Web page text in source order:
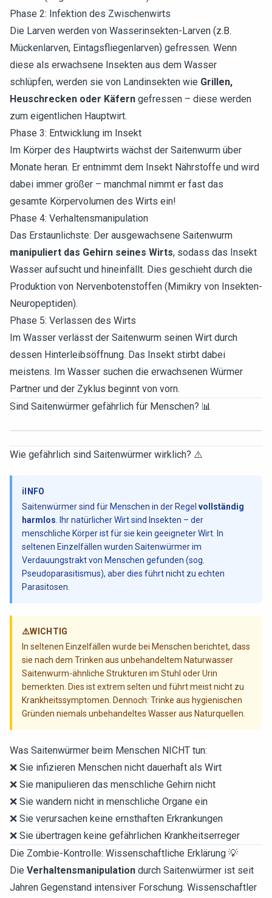
Phase 2: Infektion des Zwischenwirts
Die Larven werden von Wasserinsekten-Larven (z.B.
Mückenlarven, Eintagsfliegenlarven) gefressen. Wenn
diese als erwachsene Insekten aus dem Wasser
schlüpfen, werden sie von Landinsekten wie Grillen,
Heuschrecken oder Käfern gefressen – diese werden
zum eigentlichen Hauptwirt.
Phase 3: Entwicklung im Insekt
Im Körper des Hauptwirts wächst der Saitenwurm über
Monate heran. Er entnimmt dem Insekt Nährstoffe und wird
dabei immer größer – manchmal nimmt er fast das
gesamte Körpervolumen des Wirts ein!
Phase 4: Verhaltensmanipulation
Das Erstaunlichste: Der ausgewachsene Saitenwurm
manipuliert das Gehirn seines Wirts, sodass das Insekt
Wasser aufsucht und hineinfällt. Dies geschieht durch die
Produktion von Nervenbotenstoffen (Mimikry von Insekten-
Neuropeptiden).
Phase 5: Verlassen des Wirts
Im Wasser verlässt der Saitenwurm seinen Wirt durch
dessen Hinterleibsöffnung. Das Insekt stirbt dabei
meistens. Im Wasser suchen die erwachsenen Würmer
Partner und der Zyklus beginnt von vorn.
Sind Saitenwürmer gefährlich für Menschen? 📊
Wie gefährlich sind Saitenwürmer wirklich? ⚠️
ℹ️ INFO
Saitenwürmer sind für Menschen in der Regel vollständig
harmlos . Ihr natürlicher Wirt sind Insekten – der
menschliche Körper ist für sie kein geeigneter Wirt. In
seltenen Einzelfällen wurden Saitenwürmer im
Verdauungstrakt von Menschen gefunden (sog.
Pseudoparasitismus), aber dies führt nicht zu echten
Parasitosen.
⚠️WICHTIG
In seltenen Einzelfällen wurde bei Menschen berichtet, dass
sie nach dem Trinken aus unbehandeltem Naturwasser
Saitenwurm-ähnliche Strukturen im Stuhl oder Urin
bemerkten. Dies ist extrem selten und führt meist nicht zu
Krankheitssymptomen. Dennoch: Trinke aus hygienischen
Gründen niemals unbehandeltes Wasser aus Naturquellen.
Was Saitenwürmer beim Menschen NICHT tun:
❌ Sie infizieren Menschen nicht dauerhaft als Wirt
❌ Sie manipulieren das menschliche Gehirn nicht
❌ Sie wandern nicht in menschliche Organe ein
❌ Sie verursachen keine ernsthaften Erkrankungen
❌ Sie übertragen keine gefährlichen Krankheitserreger
Die Zombie-Kontrolle: Wissenschaftliche Erklärung 💡
Die Verhaltensmanipulation durch Saitenwürmer ist seit
Jahren Gegenstand intensiver Forschung. Wissenschaftler